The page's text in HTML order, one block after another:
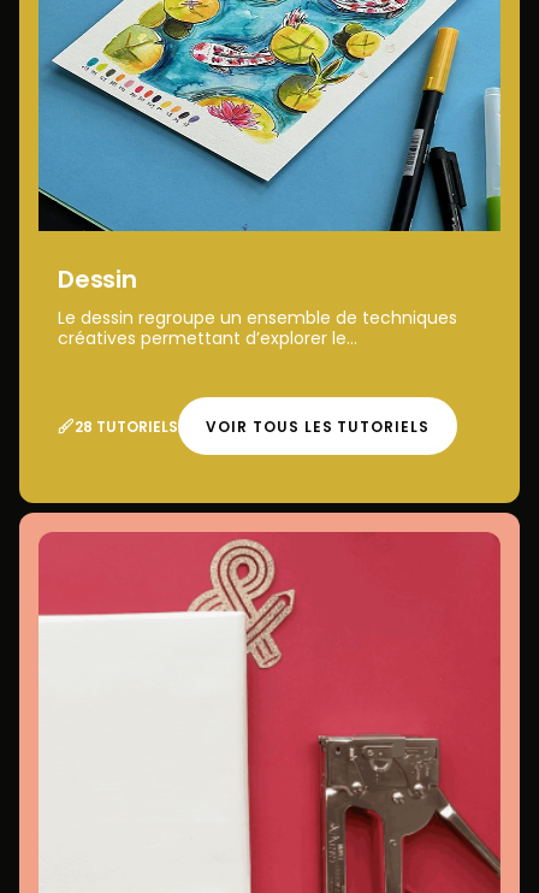
Dessin
Le dessin regroupe un ensemble de techniques
créatives permettant d’explorer le...
28 TUTORIELS VOIR TOUS LES TUTORIELS